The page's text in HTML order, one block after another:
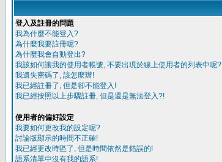
登入及註冊的問題
我為什麼不能登入?
為什麼我要註冊呢?
為什麼我會自動登出?
我該如何讓我的使用者帳號, 不要出現於線上使用者的列表中呢?
我遺失密碼了, 該怎麼辦!
我已經註冊了, 但是卻不能登入!
我已經按照以上步驟註冊, 但是還是無法登入?!
使用者的偏好設定
我要如何更改我的設定呢?
討論版顯示的時間不正確!
我已經更改時區了, 但是時間依然是錯誤的!
語系清單中沒有我的語系!